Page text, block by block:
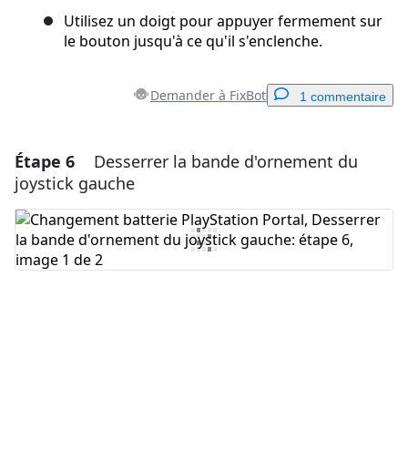
Utilisez un doigt pour appuyer fermement sur
le bouton jusqu'à ce qu'il s'enclenche.
Demander à FixBot 1 commentaire
Ajouter un commentaire
Ajouter un commentaire
Étape 6
Desserrer la bande d'ornement du
joystick gauche